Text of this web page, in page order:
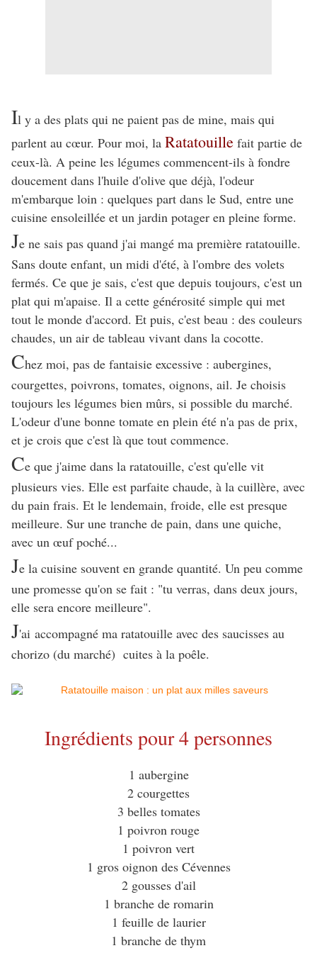
Il y a des plats qui ne paient pas de mine, mais qui
parlent au cœur. Pour moi, la Ratatouille fait partie de
ceux-là. A peine les légumes commencent-ils à fondre
doucement dans l'huile d'olive que déjà, l'odeur
m'embarque loin : quelques part dans le Sud, entre une
cuisine ensoleillée et un jardin potager en pleine forme.
Je ne sais pas quand j'ai mangé ma première ratatouille.
Sans doute enfant, un midi d'été, à l'ombre des volets
fermés. Ce que je sais, c'est que depuis toujours, c'est un
plat qui m'apaise. Il a cette générosité simple qui met
tout le monde d'accord. Et puis, c'est beau : des couleurs
chaudes, un air de tableau vivant dans la cocotte.
Chez moi, pas de fantaisie excessive : aubergines,
courgettes, poivrons, tomates, oignons, ail. Je choisis
toujours les légumes bien mûrs, si possible du marché.
L'odeur d'une bonne tomate en plein été n'a pas de prix,
et je crois que c'est là que tout commence.
Ce que j'aime dans la ratatouille, c'est qu'elle vit
plusieurs vies. Elle est parfaite chaude, à la cuillère, avec
du pain frais. Et le lendemain, froide, elle est presque
meilleure. Sur une tranche de pain, dans une quiche,
avec un œuf poché...
Je la cuisine souvent en grande quantité. Un peu comme
une promesse qu'on se fait : "tu verras, dans deux jours,
elle sera encore meilleure".
J'ai accompagné ma ratatouille avec des saucisses au
chorizo (du marché) cuites à la poêle.
Ingrédients pour 4 personnes
1 aubergine
2 courgettes
3 belles tomates
1 poivron rouge
1 poivron vert
1 gros oignon des Cévennes
2 gousses d'ail
1 branche de romarin
1 feuille de laurier
1 branche de thym